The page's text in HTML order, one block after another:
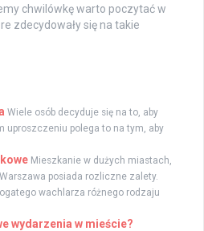
chwilówkę warto poczytać w
zdecydowały się na takie
Wiele osób decyduje się na to, aby
uproszczeniu polega to na tym, aby
Mieszkanie w dużych miastach,
posiada rozliczne zalety.
wachlarza różnego rodzaju
wydarzenia w mieście?